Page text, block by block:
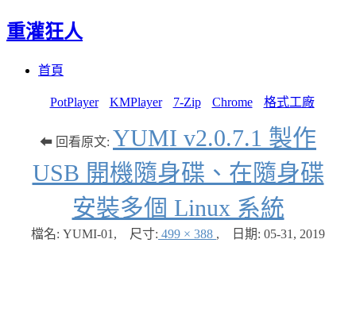
重灌狂人
首頁
PotPlayer KMPlayer 7-Zip Chrome 格式工廠
⬅ 回看原文: YUMI v2.0.7.1 製作
USB 開機隨身碟、在隨身碟
安裝多個 Linux 系統
檔名: YUMI-01 , 尺寸: 499 × 388 , 日期: 05-31, 2019